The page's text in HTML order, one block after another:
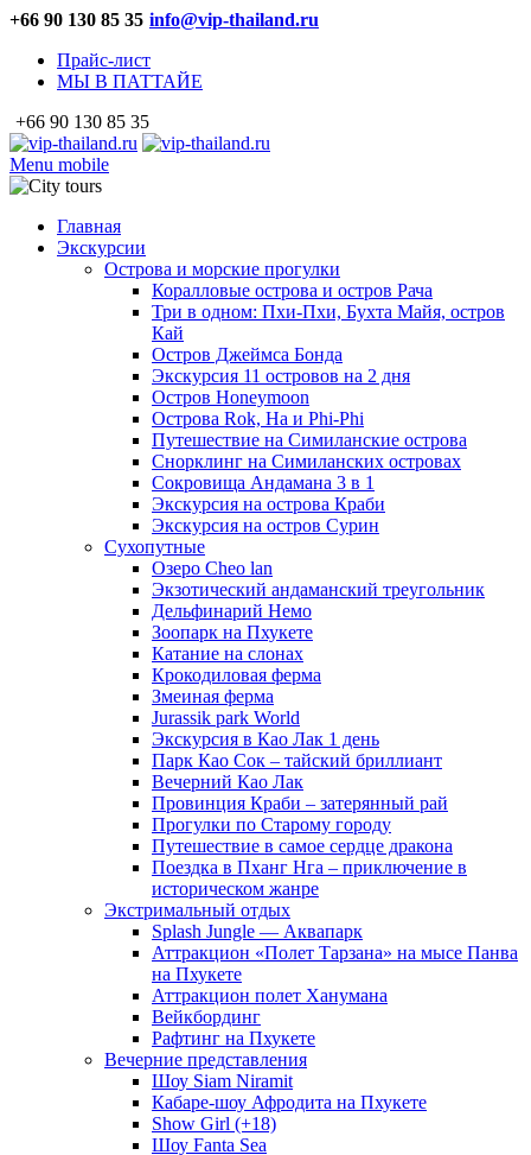
+66 90 130 85 35 info@vip-thailand.ru
Прайс-лист
МЫ В ПАТТАЙЕ
+66 90 130 85 35
Menu mobile
Главная
Экскурсии
Острова и морские прогулки
Коралловые острова и остров Рача
Три в одном: Пхи-Пхи, Бухта Майя, остров
Кай
Остров Джеймса Бонда
Экскурсия 11 островов на 2 дня
Остров Honeymoon
Острова Rok, Ha и Phi-Phi
Путешествие на Симиланские острова
Снорклинг на Симиланских островах
Сокровища Андамана 3 в 1
Экскурсия на острова Краби
Экскурсия на остров Сурин
Сухопутные
Озеро Cheo lan
Экзотический андаманский треугольник
Дельфинарий Немо
Зоопарк на Пхукете
Катание на слонах
Крокодиловая ферма
Змеиная ферма
Jurassik park World
Экскурсия в Као Лак 1 день
Парк Као Сок – тайский бриллиант
Вечерний Као Лак
Провинция Краби – затерянный рай
Прогулки по Старому городу
Путешествие в самое сердце дракона
Поездка в Пханг Нга – приключение в
историческом жанре
Экстримальный отдых
Splash Jungle — Аквапарк
Аттракцион «Полет Тарзана» на мысе Панва
на Пхукете
Аттракцион полет Ханумана
Вейкбординг
Рафтинг на Пхукете
Вечерние представления
Шоу Siam Niramit
Кабаре-шоу Афродита на Пхукете
Show Girl (+18)
Шоу Fanta Sea